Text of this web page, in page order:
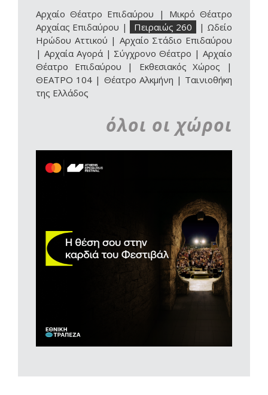
Αρχαίο Θέατρο Επιδαύρου | Μικρό Θέατρο
Αρχαίας Επιδαύρου | Πειραιώς 260 | Ωδείο
Ηρώδου Αττικού | Αρχαίο Στάδιο Επιδαύρου
| Αρχαία Αγορά| Σύγχρονο Θέατρο |Αρχαίο
Θέατρο Επιδαύρου | Εκθεσιακός Χώρος |
ΘΕΑΤΡΟ 104 | Θέατρο Αλκμήνη | Ταινιοθήκη
της Ελλάδος
όλοι οι χώροι